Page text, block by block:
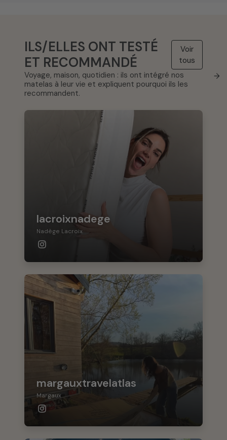
ILS/ELLES ONT TESTÉ
ET RECOMMANDÉ
Voir
tous
→
Voyage, maison, quotidien : ils ont intégré nos
matelas à leur vie et expliquent pourquoi ils les
recommandent.
lacroixnadege
Nadège Lacroix
margauxtravelatlas
Margaux